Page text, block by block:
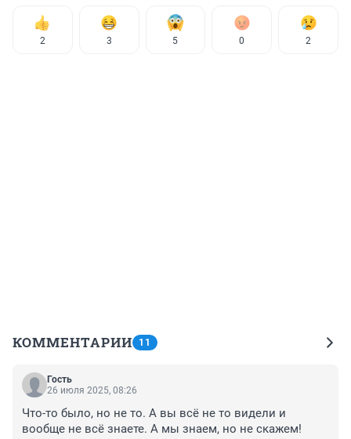
2 3 5 0 2
КОММЕНТАРИИ 11
Гость
26 июля 2025, 08:26
Что-то было, но не то. А вы всё не то видели и
вообще не всё знаете. А мы знаем, но не скажем!